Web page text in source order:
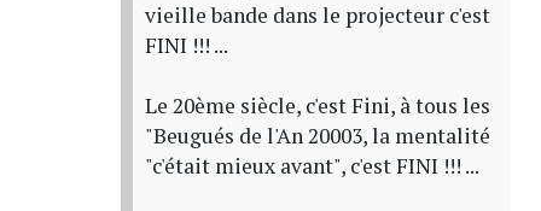
vieille bande dans le projecteur c'est
FINI !!! ...
Le 20ème siècle, c'est Fini, à tous les
"Beugués de l'An 20003, la mentalité
"c'était mieux avant", c'est FINI !!! ...